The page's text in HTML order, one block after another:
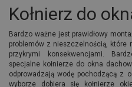
Kołnierz do
Bardzo ważne jest prawidłowy
problemów z nieszczelnością, które
przykrymi konsekwencjami.
specjalne kołnierze do okna
odprowadzają wodę pochodzącą z
wyborze dobiera się kołnierze